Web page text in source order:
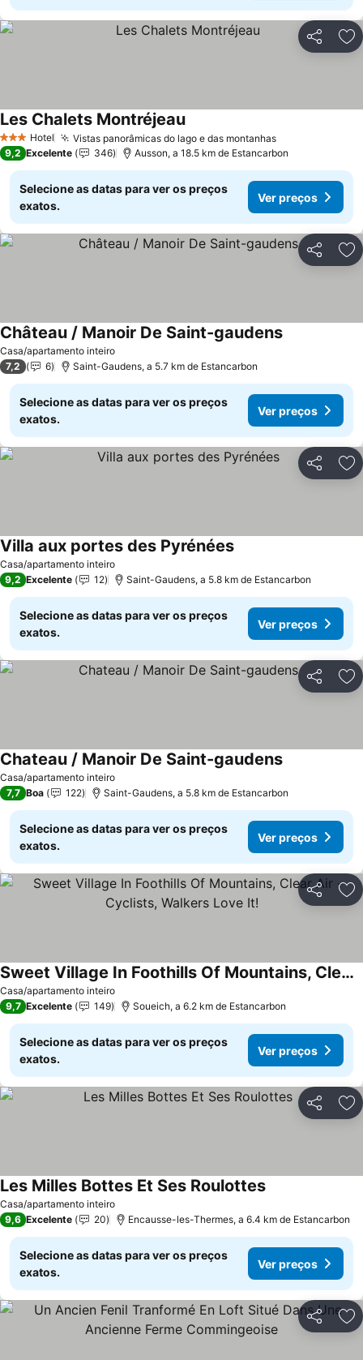
Partilhar
3 EstrelasHotel Vistas panorâmicas do lago e das montanhas
Les Chalets Montréjeau
9,2 Excelente 346 Ausson, a 18.5 km de Estancarbon
Selecione as datas para ver os preços
exatos.
Ver preços
Partilhar
Casa/apartamento inteiro
Château / Manoir De Saint-gaudens
7,2 6 Saint-Gaudens, a 5.7 km de Estancarbon
Selecione as datas para ver os preços
exatos.
Ver preços
Partilhar
Casa/apartamento inteiro
Villa aux portes des Pyrénées
9,2 Excelente 12 Saint-Gaudens, a 5.8 km de Estancarbon
Selecione as datas para ver os preços
exatos.
Ver preços
Partilhar
Casa/apartamento inteiro
Chateau / Manoir De Saint-gaudens
7,7 Boa 122 Saint-Gaudens, a 5.8 km de Estancarbon
Selecione as datas para ver os preços
exatos.
Ver preços
Partilhar
Casa/apartamento inteiro
Sweet Village In Foothills Of Mountains, Clear Air - Cyclists, Walkers Love It!
9,7 Excelente 149 Soueich, a 6.2 km de Estancarbon
Selecione as datas para ver os preços
exatos.
Ver preços
Partilhar
Casa/apartamento inteiro
Les Milles Bottes Et Ses Roulottes
9,6 Excelente 20 Encausse-les-Thermes, a 6.4 km de Estancarbon
Selecione as datas para ver os preços
exatos.
Ver preços
Partilhar